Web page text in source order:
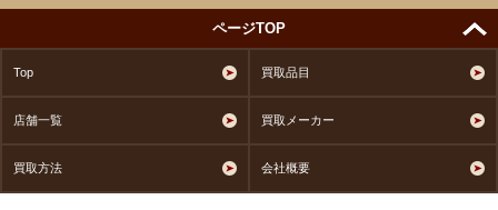
ページTOP
Top 買取品目
店舗一覧 買取メーカー
買取方法 会社概要